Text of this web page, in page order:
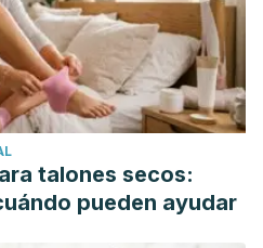
talones secos:
pueden ayudar